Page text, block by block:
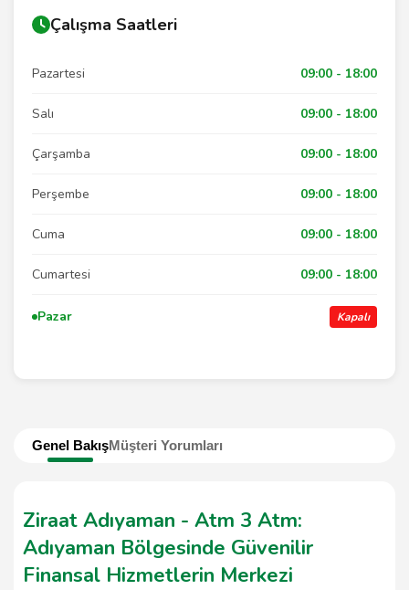
Genel BakışMüşteri Yorumları
Ziraat Adıyaman - Atm 3 Atm:
Adıyaman Bölgesinde Güvenilir
Finansal Hizmetlerin Merkezi
Çalışma Saatleri
Pazartesi 09:00 - 18:00
Salı 09:00 - 18:00
Çarşamba 09:00 - 18:00
Perşembe 09:00 - 18:00
Cuma 09:00 - 18:00
Cumartesi 09:00 - 18:00
Pazar Kapalı